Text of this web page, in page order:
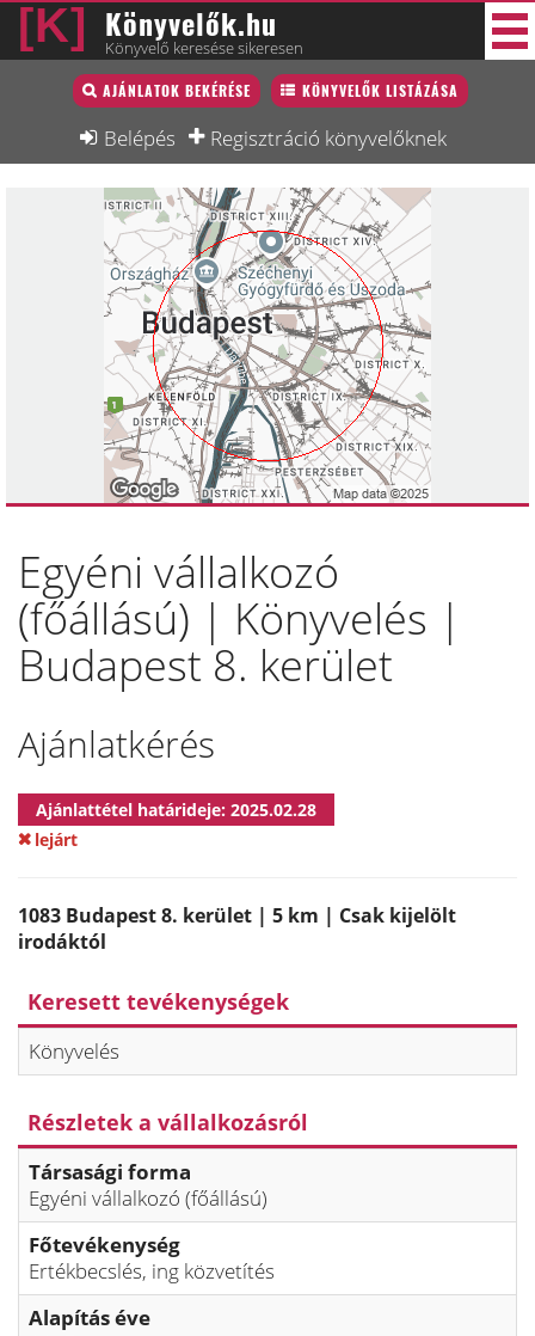
Könyvelők.hu
Könyvelő keresése sikeresen
AJÁNLATOK BEKÉRÉSE KÖNYVELŐK LISTÁZÁSA
Belépés Regisztráció könyvelőknek
Könyvelő lista
Könyvelési munkák
Képzésnaptár
Egyéni vállalkozó
(főállású) | Könyvelés |
Budapest 8. kerület
Ajánlatkérés
Ajánlattétel határideje: 2025.02.28
lejárt
1083 Budapest 8. kerület | 5 km | Csak kijelölt
irodáktól
Keresett tevékenységek
Könyvelés
Részletek a vállalkozásról
Társasági forma
Egyéni vállalkozó (főállású)
Főtevékenység
Ertékbecslés, ing közvetítés
Alapítás éve